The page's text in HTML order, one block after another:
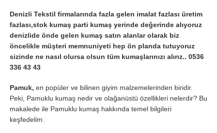
Denizli Tekstil firmalarında fazla gelen imalat fazlası üretim
fazlası,stok kumaş parti kumaş yerinde değerinde alıyoruz
denizlide önde gelen kumaş satın alanlar olarak biz
öncelikle müşteri memnuniyeti hep ön planda tutuyoruz
sizinde ne nasıl olursa olsun tüm kumaşlarınızı alırız.. 0536
336 43 43
Pamuk, en popüler ve bilinen giyim malzemelerinden biridir.
Peki, Pamuklu kumaş nedir ve olağanüstü özellikleri nelerdir? Bu
makalede ile Pamuklu kumaş hakkında temel bilgileri
keşfedelim.